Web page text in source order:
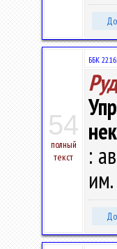
54
полный
текст
ББК
: